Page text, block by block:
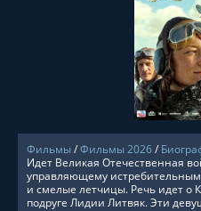
Фильмы/Фильмы 2026/
Идет Великая Отечественная
управляющему
и смелые летчицы. Речь идет о
подруге Лидии Литвяк. Эти